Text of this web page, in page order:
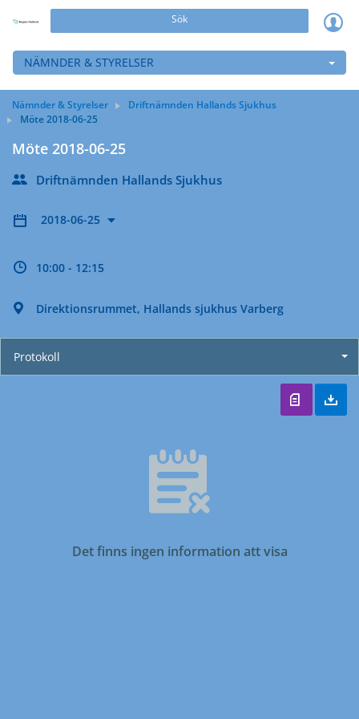
Sök
NÄMNDER & STYRELSER
Nämnder & Styrelser
Driftnämnden Hallands Sjukhus
Möte 2018-06-25
Möte 2018-06-25
Driftnämnden Hallands Sjukhus
2018-06-25
10:00 - 12:15
Direktionsrummet, Hallands sjukhus Varberg
Protokoll
Det finns ingen information att visa